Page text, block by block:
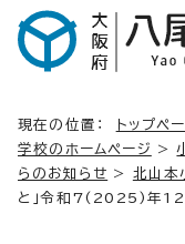
現在の位置： トップペ
学校のホームページ
>
らのお知らせ > 北山
と」令和7(2025)年12